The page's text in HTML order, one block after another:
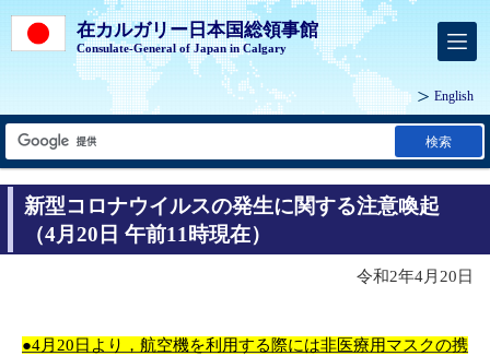
在カルガリー日本国総領事館
Consulate-General of Japan in Calgary
English
検索
新型コロナウイルスの発生に関する注意喚起
（4月20日 午前11時現在）
令和2年4月20日
●4月20日より，航空機を利用する際には非医療用マスクの携